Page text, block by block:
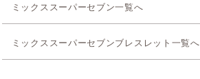
ミックススーパーセブン一覧へ
ミックススーパーセブンブレスレット一覧へ